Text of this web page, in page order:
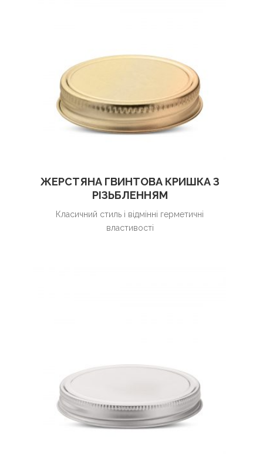
ЖЕРСТЯНА ГВИНТОВА КРИШКА З
РІЗЬБЛЕННЯМ
Класичний стиль і відмінні герметичні
властивості